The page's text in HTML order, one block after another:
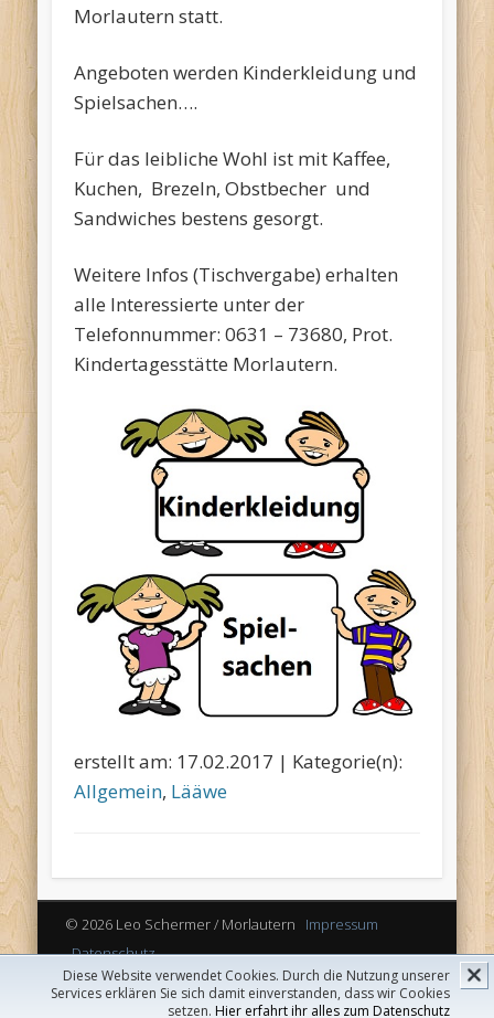
Diese Website verwendet Cookies. Durch die Nutzung unserer
Services erklären Sie sich damit einverstanden, dass wir Cookies
setzen. Hier erfahrt ihr alles zum Datenschutz
Morlautern statt.
Angeboten werden Kinderkleidung und
Spielsachen….
Für das leibliche Wohl ist mit Kaffee,
Kuchen, Brezeln, Obstbecher und
Sandwiches bestens gesorgt.
Weitere Infos (Tischvergabe) erhalten
alle Interessierte unter der
Telefonnummer: 0631 – 73680, Prot.
Kindertagesstätte Morlautern.
erstellt am: 17.02.2017 | Kategorie(n):
Allgemein, Lääwe
© 2026 Leo Schermer / Morlautern Impressum
Datenschutz
Powered byPinboard Themeby One Designs